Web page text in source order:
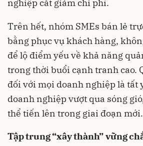
nghiệp cắt giảm chi phí.
Trên hết, nhóm SMEs bán lẻ
bằng phục vụ khách hàng,
để lộ điểm yếu về khả năng
trong thời buổi cạnh tranh cao.
đối với mọi doanh nghiệp là tất
doanh nghiệp vượt qua sóng
thể tiến lên trong giai đoạn mới.
Tập trung “xây thành” vững